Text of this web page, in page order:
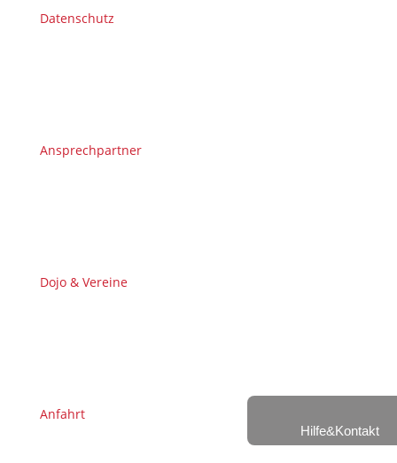
Datenschutz
Ansprechpartner
Dojo & Vereine
Anfahrt
Hilfe&Kontakt